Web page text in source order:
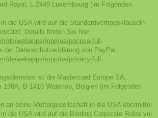
Royal, L-2449 Luxembourg (im Folgenden
die USA wird auf die Standardvertragsklauseln
Details finden Sie hier:
de/webapps/mpp/ua/pocpsa-full .
der Datenschutzerklärung von PayPal:
de/webapps/mpp/ua/privacy-full .
ist die Mastercard Europe SA,
198A, B-1410 Waterloo, Belgien (im Folgenden
an seine Muttergesellschaft in die USA übermitteln.
die USA wird auf die Binding Corporate Rules von